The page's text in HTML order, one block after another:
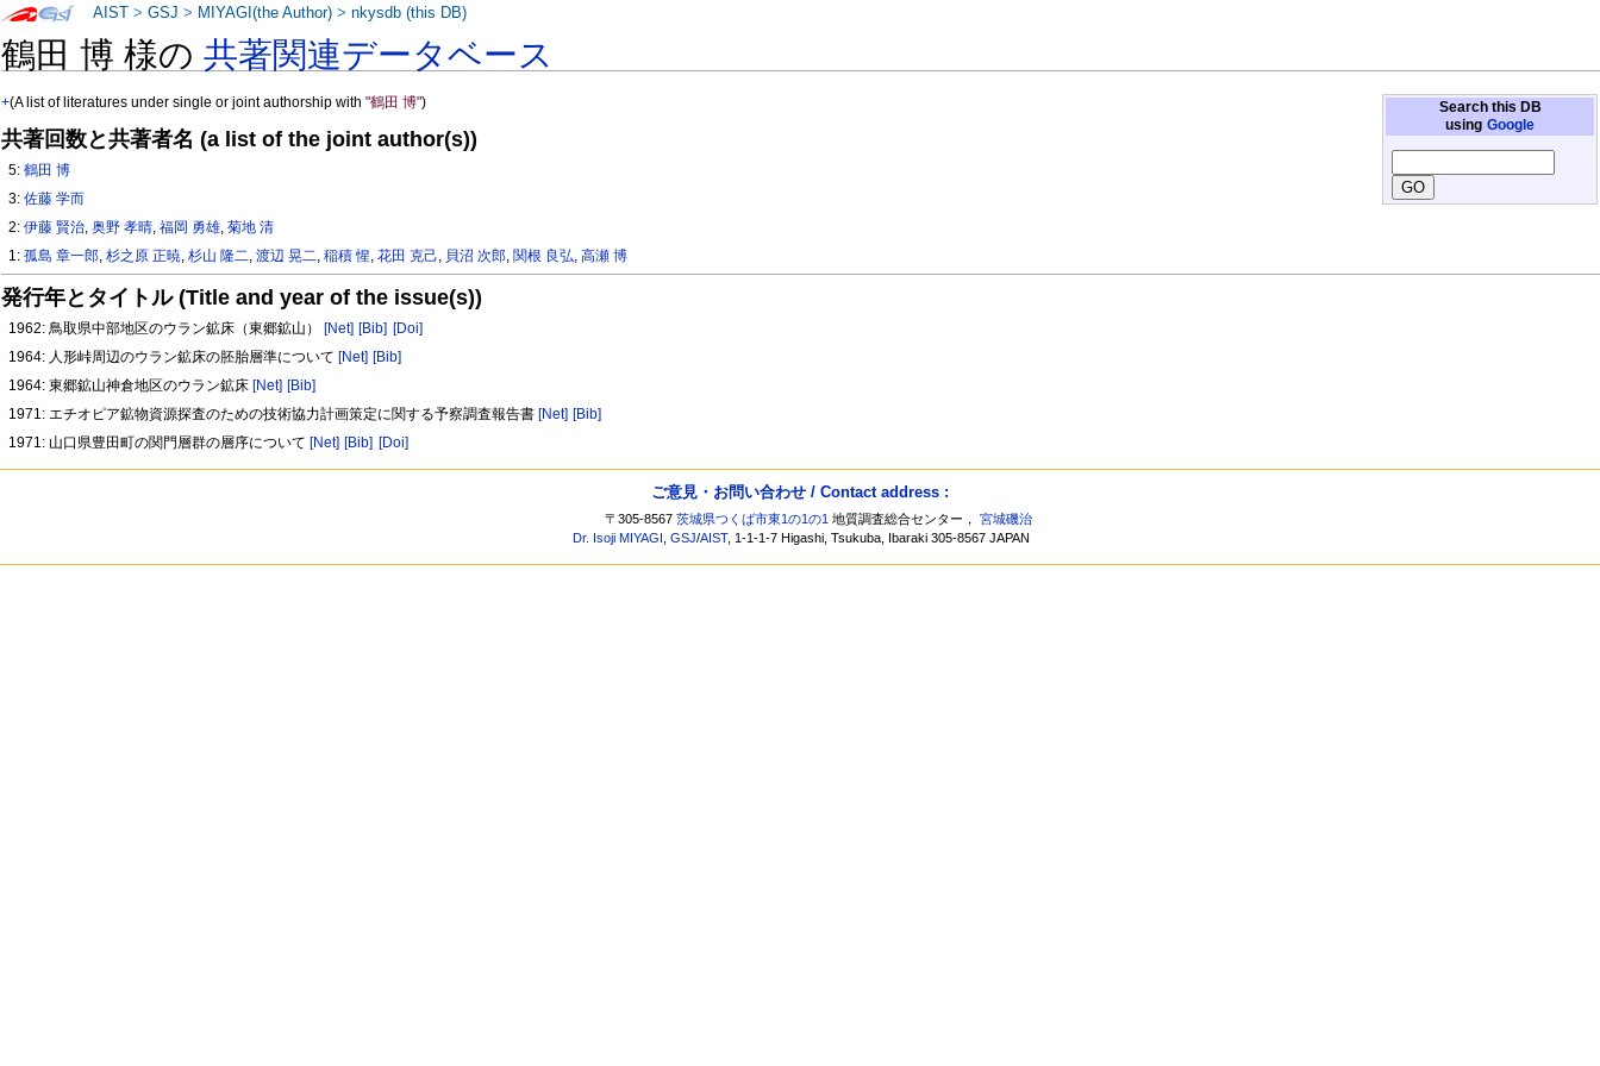
鶴田 博 様の共著関連データベース
Search this DB
using Google
+(A list of literatures under single or joint authorship with"鶴田 博")
共著回数と共著者名 (a list of the joint author(s))
5:鶴田 博
3:佐藤 学而
2:伊藤 賢治,奥野 孝晴,福岡 勇雄,菊地 清
1:孤島 章一郎,杉之原 正暁,杉山 隆二,渡辺 晃二,稲積 惺,花田 克己, 貝沼 次郎, 関根 良弘,高瀬 博
発行年とタイトル (Title and year of the issue(s))
1962: 鳥取県中部地区のウラン鉱床（東郷鉱山） [Net] [Bib] [Doi]
1964: 人形峠周辺のウラン鉱床の胚胎層準について [Net] [Bib]
1964: 東郷鉱山神倉地区のウラン鉱床 [Net] [Bib]
1971: エチオピア鉱物資源探査のための技術協力計画策定に関する予察調査報告書 [Net] [Bib]
1971: 山口県豊田町の関門層群の層序について [Net] [Bib] [Doi]
AIST >GSJ > MIYAGI(the Author) >nkysdb (this DB)
ご意見・お問い合わせ / Contact address :
〒305-8567茨城県つくば市東1の1の1 地質調査総合センター，宮城磯治
Dr. Isoji MIYAGI
,GSJ/AIST, 1-1-1-7 Higashi, Tsukuba, Ibaraki 305-8567 JAPAN